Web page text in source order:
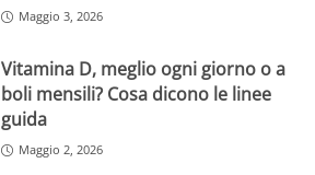
Maggio 3, 2026
Vitamina D, meglio ogni giorno o a
boli mensili? Cosa dicono le linee
guida
Maggio 2, 2026